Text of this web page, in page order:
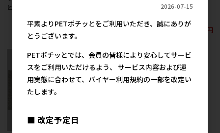
とぎスモールウェーブ
参考上代
650円
参考上代 600円
ルウェーブ【値上げ前
3,000円
2026-07-15
平素よりPETポチッとをご利用いただき、誠にありが
とうございます。
PETポチッとでは、会員の皆様により安心してサービ
スをご利用いただけるよう、 サービス内容および運
用実態に合わせて、バイヤー利用規約の一部を改定い
たします。
■ 改定予定日